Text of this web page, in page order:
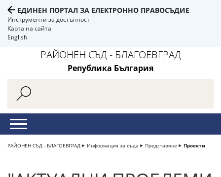
ЕДИНЕН ПОРТАЛ ЗА ЕЛЕКТРОННО ПРАВОСЪДИЕ
Инструменти за достъпност
Карта на сайта
English
РАЙОНЕН СЪД - БЛАГОЕВГРАД
Република България
РАЙОНЕН СЪД - БЛАГОЕВГРАД Информация за съда Представяне Проекти